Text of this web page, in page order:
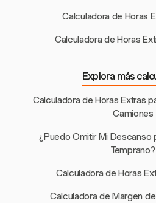
Calculadora de Horas
Calculadora de Horas
Explora más
Calculadora de Horas Extras
Camiones
¿Puedo Omitir Mi Descanso
Temprano?
Calculadora de Horas
Calculadora de Margen